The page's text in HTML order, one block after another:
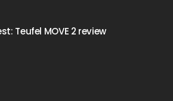
Teufel MOVE 2 review